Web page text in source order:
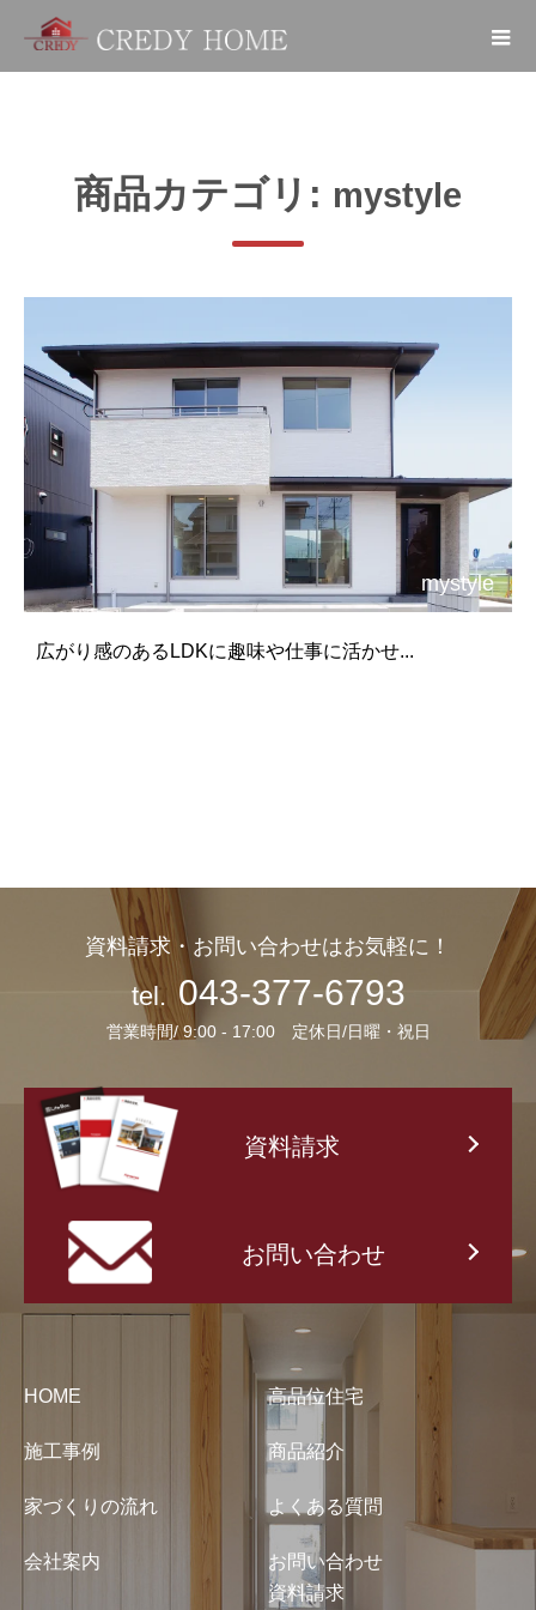
商品カテゴリ: mystyle
mystyle
広がり感のあるLDKに趣味や仕事に活かせ...
資料請求・お問い合わせはお気軽に！
tel. 043-377-6793
営業時間/ 9:00 - 17:00 定休日/日曜・祝日
資料請求
お問い合わせ
HOME 高品位住宅
施工事例 商品紹介
家づくりの流れ よくある質問
会社案内
お問い合わせ
資料請求